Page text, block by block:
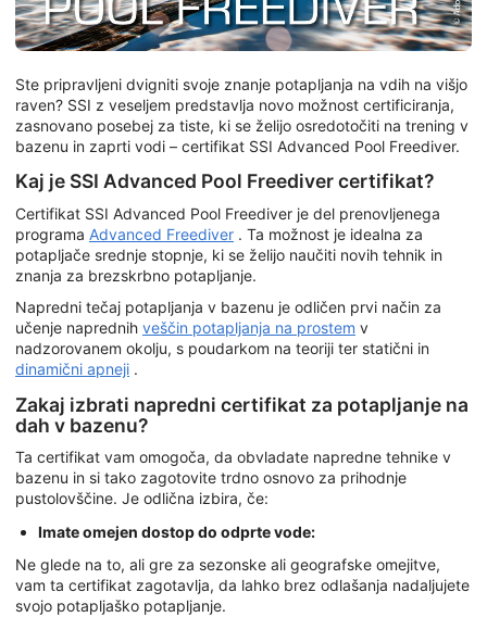
Ste pripravljeni dvigniti svoje znanje potapljanja na vdih na višjo
raven? SSI z veseljem predstavlja novo možnost certificiranja,
zasnovano posebej za tiste, ki se želijo osredotočiti na trening v
bazenu in zaprti vodi – certifikat SSI Advanced Pool Freediver.
Kaj je SSI Advanced Pool Freediver certifikat?
Certifikat SSI Advanced Pool Freediver je del prenovljenega
programa Advanced Freediver . Ta možnost je idealna za
potapljače srednje stopnje, ki se želijo naučiti novih tehnik in
znanja za brezskrbno potapljanje.
Napredni tečaj potapljanja v bazenu je odličen prvi način za
učenje naprednih veščin potapljanja na prostem v
nadzorovanem okolju, s poudarkom na teoriji ter statični in
dinamični apneji .
Zakaj izbrati napredni certifikat za potapljanje na
dah v bazenu?
Ta certifikat vam omogoča, da obvladate napredne tehnike v
bazenu in si tako zagotovite trdno osnovo za prihodnje
pustolovščine. Je odlična izbira, če:
Imate omejen dostop do odprte vode:
Ne glede na to, ali gre za sezonske ali geografske omejitve,
vam ta certifikat zagotavlja, da lahko brez odlašanja nadaljujete
svojo potapljaško potapljanje.